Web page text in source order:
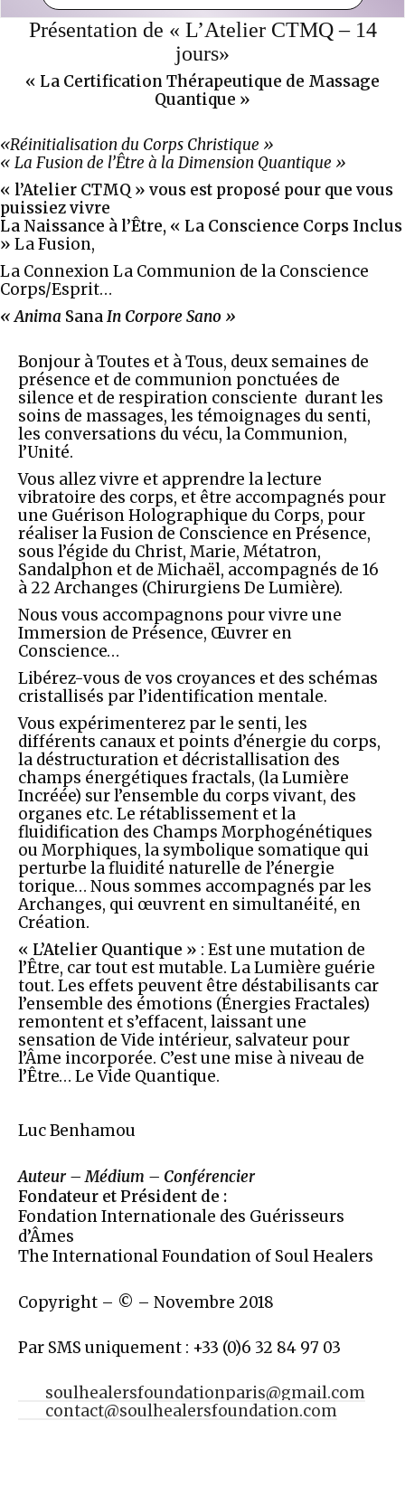
Présentation de « L’Atelier CTMQ – 14
jours»
« La Certification Thérapeutique de Massage
Quantique »
«Réinitialisation du Corps Christique »
« La Fusion de l’Être à la Dimension Quantique »
« l’Atelier CTMQ » vous est proposé pour que vous
puissiez vivre
La Naissance à l’Être, « La Conscience Corps Inclus
» La Fusion,
La Connexion La Communion de la Conscience
Corps/Esprit…
« Anima SanaIn Corpore Sano »
Bonjour à Toutes et à Tous, deux semaines de
présence et de communion ponctuées de
silence et de respiration consciente durant les
soins de massages, les témoignages du senti,
les conversations du vécu, la Communion,
l’Unité.
Vous allez vivre et apprendre la lecture
vibratoire des corps, et être accompagnés pour
une Guérison Holographique du Corps, pour
réaliser la Fusion de Conscience en Présence,
sous l’égide du Christ, Marie, Métatron,
Sandalphon et de Michaël, accompagnés de 16
à 22 Archanges (Chirurgiens De Lumière).
Nous vous accompagnons pour vivre une
Immersion de Présence, Œuvrer en
Conscience…
Libérez-vous de vos croyances et des schémas
cristallisés par l’identification mentale.
Vous expérimenterez par le senti, les
différents canaux et points d’énergie du corps,
la déstructuration et décristallisation des
champs énergétiques fractals, (la Lumière
Incréée) sur l’ensemble du corps vivant, des
organes etc. Le rétablissement et la
fluidification des Champs Morphogénétiques
ou Morphiques, la symbolique somatique qui
perturbe la fluidité naturelle de l’énergie
torique… Nous sommes accompagnés par les
Archanges, qui œuvrent en simultanéité, en
Création.
« L’Atelier Quantique » : Est une mutation de
l’Être, car tout est mutable. La Lumière guérie
tout. Les effets peuvent être déstabilisants car
l’ensemble des émotions (Énergies Fractales)
remontent et s’effacent, laissant une
sensation de Vide intérieur, salvateur pour
l’Âme incorporée. C’est une mise à niveau de
l’Être… Le Vide Quantique.
Luc Benhamou
Auteur – Médium – Conférencier
Fondateur et Président de :
Fondation Internationale des Guérisseurs
d’Âmes
The International Foundation of Soul Healers
Copyright – © – Novembre 2018
Par SMS uniquement : +33 (0)6 32 84 97 03
soulhealersfoundationparis@gmail.com
contact@soulhealersfoundation.com